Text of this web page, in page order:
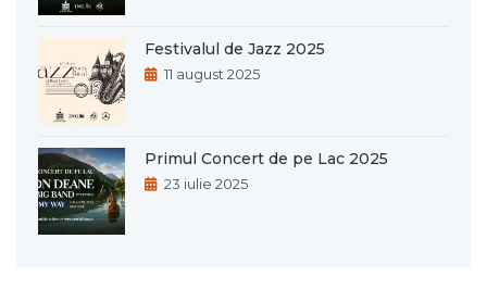
Festivalul de Jazz 2025
11 august 2025
Primul Concert de pe Lac 2025
23 iulie 2025